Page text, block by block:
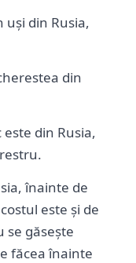
uși din Rusia,
din
din Rusia,
înainte de
este și de
se găsește
făcea înainte